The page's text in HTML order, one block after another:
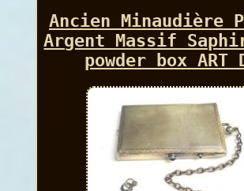
Ancien Minaudière
Argent Massif
powder box ART